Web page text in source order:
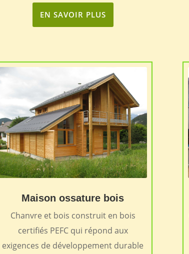
EN SAVOIR PLUS
Maison ossature bois
Chanvre et bois construit en bois
certifiés PEFC qui répond aux
exigences de développement durable